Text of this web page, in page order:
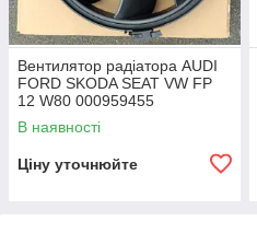
Вентилятор радіатора AUDI
FORD SKODA SEAT VW FP
12 W80 000959455
4B0959455 4D0959455C
1J0973852 8D0 959 455P
В наявності
Ціну уточнюйте